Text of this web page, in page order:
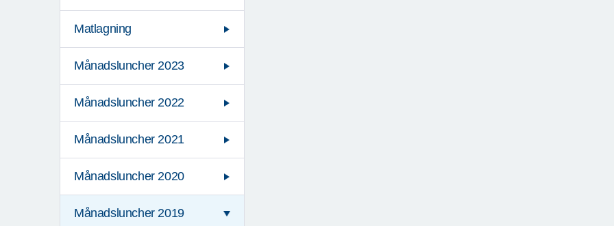
Matlagning
Månadsluncher 2023
Månadsluncher 2022
Månadsluncher 2021
Månadsluncher 2020
Månadsluncher 2019